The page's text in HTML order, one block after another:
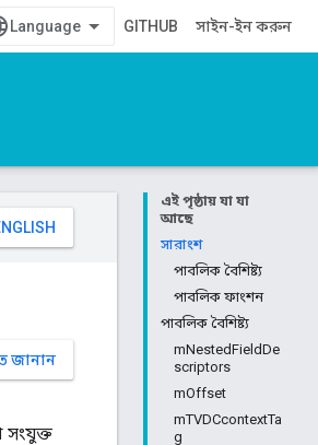
GITHUB সাইন-ইন করুন
এই পৃষ্ঠায় যা যা
আছে
সারাংশ
পাবলিক বৈশিষ্ট্য
পাবলিক ফাংশন
পাবলিক বৈশিষ্ট্য
mNestedFieldDe
scriptors
mOffset
mTVDCcontextTa
g
জানান
সংযুক্ত